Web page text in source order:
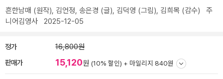
흔한남매 (원작), 김언정, 송은경 (글), 김덕영 (그림), 김희목 (감수) 주
니어김영사 2025-12-05
정가 16,800원
판매가 15,120원 (10% 할인) + 마일리지 840원